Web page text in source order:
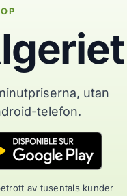
utan
telefon.
av tusentals kunder